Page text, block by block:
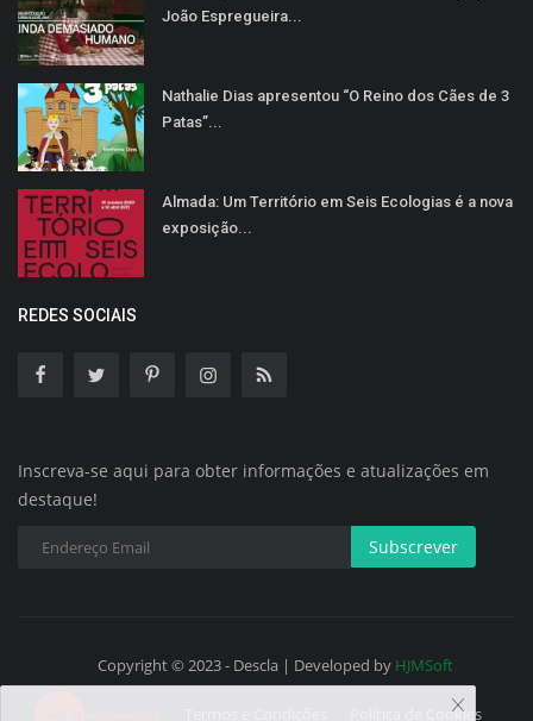
João Espregueira...
Nathalie Dias apresentou “O Reino dos Cães de 3
Patas”...
Almada: Um Território em Seis Ecologias é a nova
exposição...
REDES SOCIAIS
Inscreva-se aqui para obter informações e atualizações em
destaque!
Subscrever
Copyright © 2023 - Descla | Developed by HJMSoft
Política de Cookies